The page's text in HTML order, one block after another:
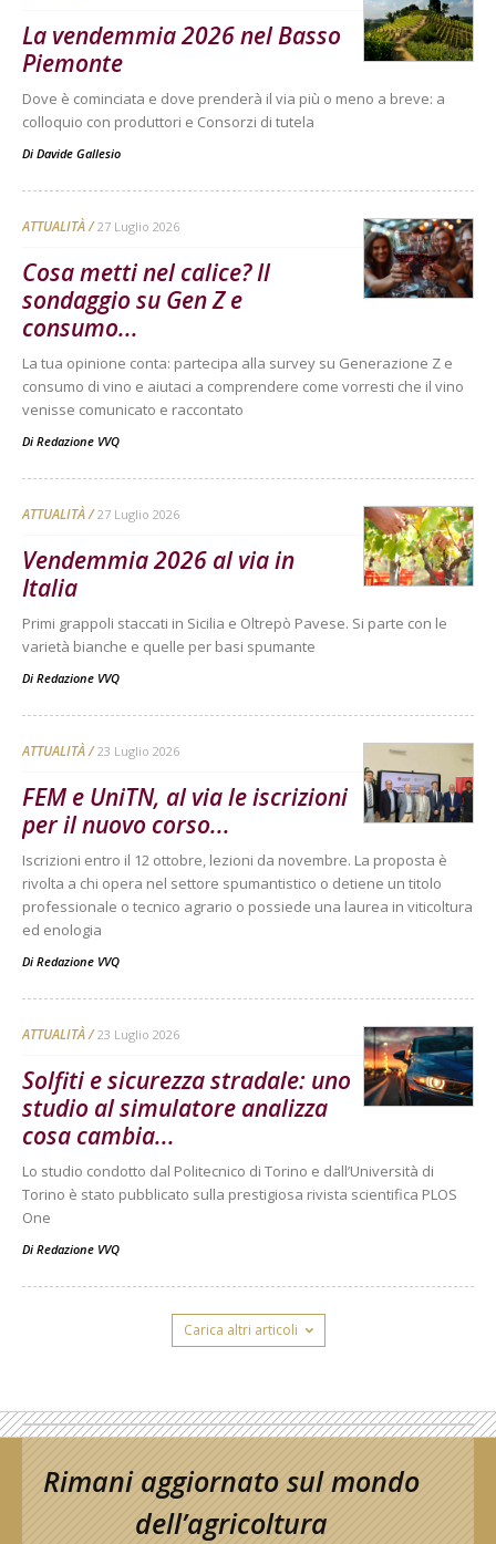
La vendemmia 2026 nel Basso
Piemonte
Dove è cominciata e dove prenderà il via più o meno a breve: a
colloquio con produttori e Consorzi di tutela
Di Davide Gallesio
ATTUALITÀ 27 Luglio 2026
Cosa metti nel calice? Il
sondaggio su Gen Z e
consumo...
La tua opinione conta: partecipa alla survey su Generazione Z e
consumo di vino e aiutaci a comprendere come vorresti che il vino
venisse comunicato e raccontato
Di Redazione VVQ
ATTUALITÀ 27 Luglio 2026
Vendemmia 2026 al via in
Italia
Primi grappoli staccati in Sicilia e Oltrepò Pavese. Si parte con le
varietà bianche e quelle per basi spumante
Di Redazione VVQ
ATTUALITÀ 23 Luglio 2026
FEM e UniTN, al via le iscrizioni
per il nuovo corso...
Iscrizioni entro il 12 ottobre, lezioni da novembre. La proposta è
rivolta a chi opera nel settore spumantistico o detiene un titolo
professionale o tecnico agrario o possiede una laurea in viticoltura
ed enologia
Di Redazione VVQ
ATTUALITÀ 23 Luglio 2026
Solfiti e sicurezza stradale: uno
studio al simulatore analizza
cosa cambia...
Lo studio condotto dal Politecnico di Torino e dall’Università di
Torino è stato pubblicato sulla prestigiosa rivista scientifica PLOS
One
Di Redazione VVQ
Carica altri articoli
Rimani aggiornato sul mondo
dell’agricoltura